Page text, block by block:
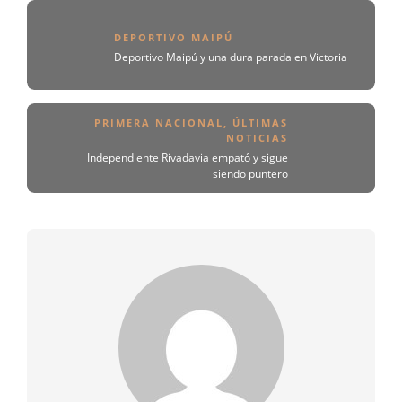
DEPORTIVO MAIPÚ
Deportivo Maipú y una dura parada en Victoria
PRIMERA NACIONAL , ÚLTIMAS
NOTICIAS
Independiente Rivadavia empató y sigue
siendo puntero